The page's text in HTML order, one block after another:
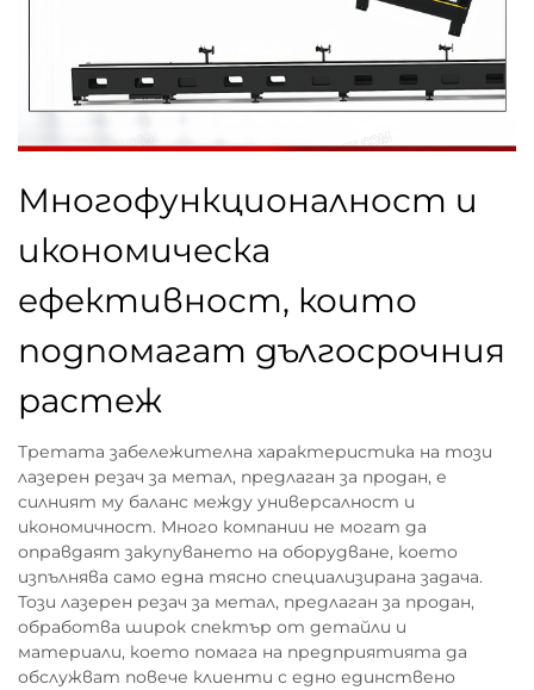
Многофункционалност и
икономическа
ефективност, които
подпомагат дългосрочния
растеж
Третата забележителна характеристика на този
лазерен резач за метал, предлаган за продан, е
силният му баланс между универсалност и
икономичност. Много компании не могат да
оправдаят закупуването на оборудване, което
изпълнява само една тясно специализирана задача.
Този лазерен резач за метал, предлаган за продан,
обработва широк спектър от детайли и
материали, което помага на предприятията да
обслужват повече клиенти с едно единствено